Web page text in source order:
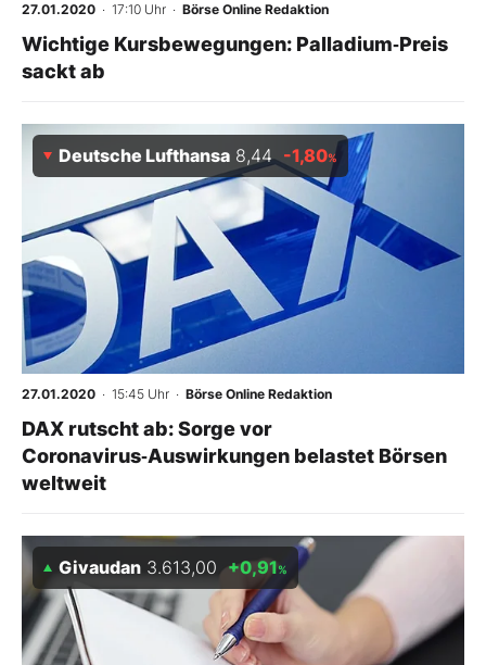
27.01.2020 · 17:10 Uhr · Börse Online Redaktion
Wichtige Kursbewegungen: Palladium‑Preis
sackt ab
Deutsche Lufthansa 8,44 -1,80%
27.01.2020 · 15:45 Uhr · Börse Online Redaktion
DAX rutscht ab: Sorge vor
Coronavirus‑Auswirkungen belastet Börsen
weltweit
Givaudan 3.613,00 +0,91%